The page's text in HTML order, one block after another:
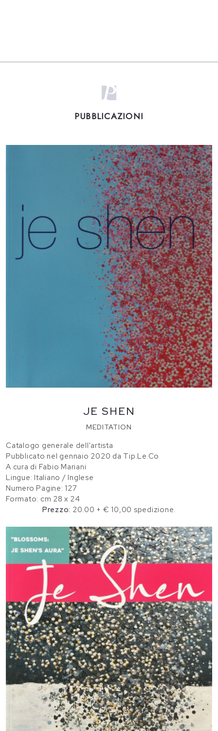
PUBBLICAZIONI
JE SHEN
MEDITATION
Catalogo generale dell'artista
Pubblicato nel gennaio 2020 da Tip.Le.Co
A cura di Fabio Mariani
Lingue: Italiano / Inglese
Numero Pagine: 127
Formato: cm 28 x 24
Prezzo: 20.00 + € 10,00 spedizione.